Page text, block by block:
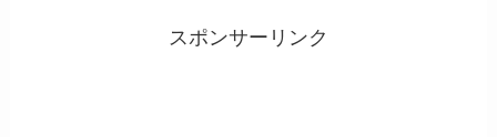
スポンサーリンク